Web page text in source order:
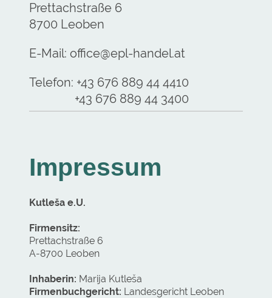
Prettachstraße 6
8700 Leoben
E-Mail: office@epl-handel.at
Telefon: +43 676 889 44 4410
+43 676 889 44 3400
Impressum
Kutleša e.U.
Firmensitz:
Prettachstraße 6
A-8700 Leoben
Inhaberin: Marija Kutleša
Firmenbuchgericht: Landesgericht Leoben